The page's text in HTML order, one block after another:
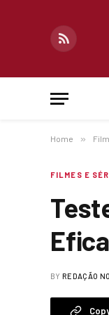
RSS
Home »
FILMES E
BY REDAÇÃO